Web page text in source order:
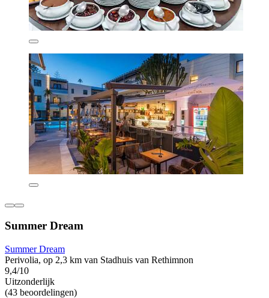
Summer Dream
Summer Dream
Perivolia, op 2,3 km van Stadhuis van Rethimnon
9,4/10
Uitzonderlijk
(43 beoordelingen)